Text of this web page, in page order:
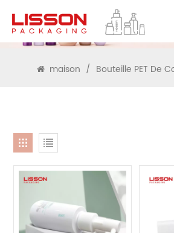
RECHERCHE
maison / Bouteille PET De